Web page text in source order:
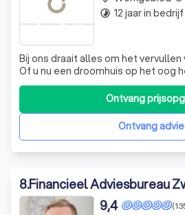
Bij ons draait alles om het vervullen
Of u nu een droomhuis op het oog
hypotheek wilt herzien, wij staan
deskundig advies in begrijpelijke
bestaande uit Heleen, Manuel en
passie voor hypotheken en
Ontvang
Ontvang
timelapse 12 jaar in bedrijf
8.Financieel Adviesbureau
9,4